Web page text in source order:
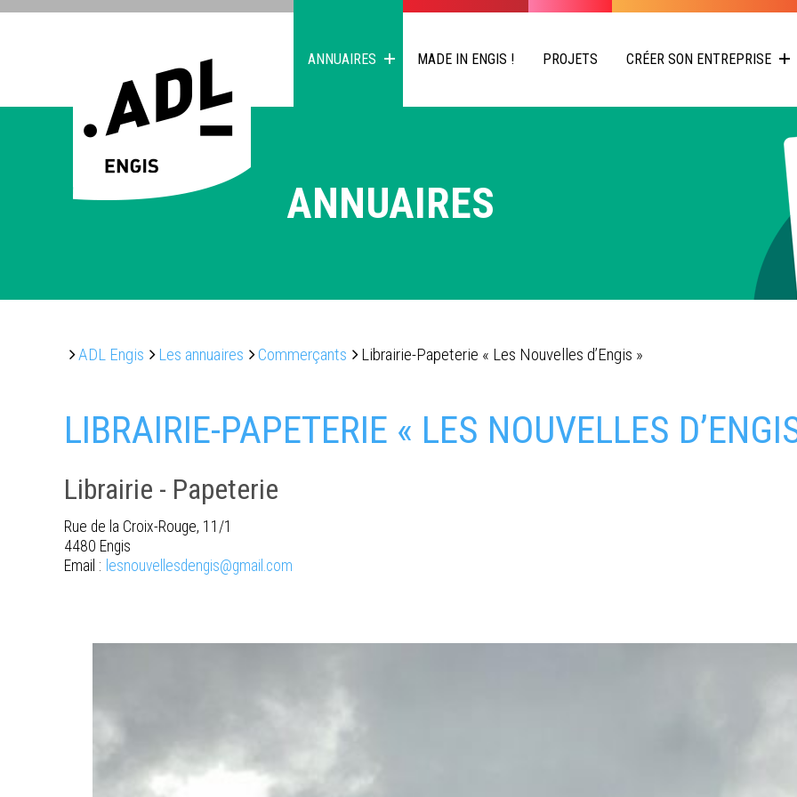
ANNUAIRES MADE IN ENGIS ! PROJETS CRÉER SON ENTREPRISE
ANNUAIRES
ADL Engis Les annuaires Commerçants Librairie-Papeterie « Les Nouvelles d’Engis »
LIBRAIRIE-PAPETERIE « LES NOUVELLES
Librairie - Papeterie
Rue de la Croix-Rouge, 11/1
4480 Engis
Email : lesnouvellesdengis@gmail.com